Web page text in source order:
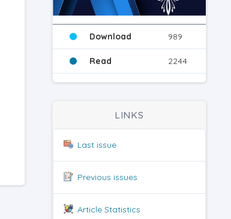
Download 989
Read 2244
LINKS
Last issue
Previous issues
Article Statistics